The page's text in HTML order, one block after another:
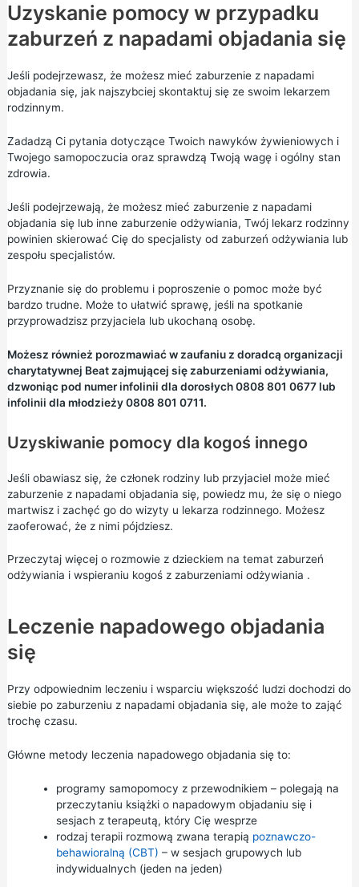
Uzyskanie pomocy w przypadku
zaburzeń z napadami objadania się
Jeśli podejrzewasz, że możesz mieć zaburzenie z napadami
objadania się, jak najszybciej skontaktuj się ze swoim lekarzem
rodzinnym.
Zadadzą Ci pytania dotyczące Twoich nawyków żywieniowych i
Twojego samopoczucia oraz sprawdzą Twoją wagę i ogólny stan
zdrowia.
Jeśli podejrzewają, że możesz mieć zaburzenie z napadami
objadania się lub inne zaburzenie odżywiania, Twój lekarz rodzinny
powinien skierować Cię do specjalisty od zaburzeń odżywiania lub
zespołu specjalistów.
Przyznanie się do problemu i poproszenie o pomoc może być
bardzo trudne. Może to ułatwić sprawę, jeśli na spotkanie
przyprowadzisz przyjaciela lub ukochaną osobę.
Możesz również porozmawiać w zaufaniu z doradcą organizacji
charytatywnej Beatzajmującej się zaburzeniami odżywiania,
dzwoniąc pod numer infolinii dla dorosłych 0808 801 0677 lub
infolinii dla młodzieży 0808 801 0711.
Uzyskiwanie pomocy dla kogoś innego
Jeśli obawiasz się, że członek rodziny lub przyjaciel może mieć
zaburzenie z napadami objadania się, powiedz mu, że się o niego
martwisz i zachęć go do wizyty u lekarza rodzinnego. Możesz
zaoferować, że z nimi pójdziesz.
Przeczytaj więcej o rozmowie z dzieckiem na temat zaburzeń
odżywiania i wspieraniu kogoś z zaburzeniami odżywiania .
Leczenie napadowego objadania
się
Przy odpowiednim leczeniu i wsparciu większość ludzi dochodzi do
siebie po zaburzeniu z napadami objadania się, ale może to zająć
trochę czasu.
Główne metody leczenia napadowego objadania się to:
programy samopomocy z przewodnikiem – polegają na
przeczytaniu książki o napadowym objadaniu się i
sesjach z terapeutą, który Cię wesprze
rodzaj terapii rozmową zwana terapią poznawczo-
behawioralną (CBT) – w sesjach grupowych lub
indywidualnych (jeden na jeden)